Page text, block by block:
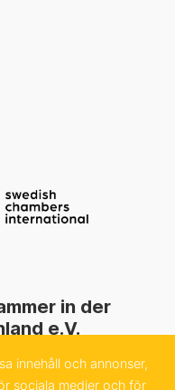
in der
e.V.
innehåll och annonser,
sociala medier och för